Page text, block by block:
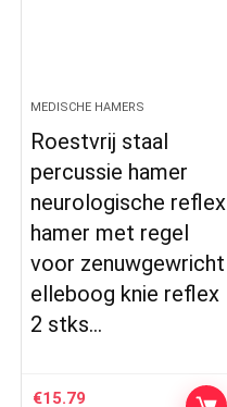
MEDISCHE HAMERS
Roestvrij staal
percussie hamer
neurologische reflex
hamer met regel
voor zenuwgewricht
elleboog knie reflex
2 stks…
€15.79